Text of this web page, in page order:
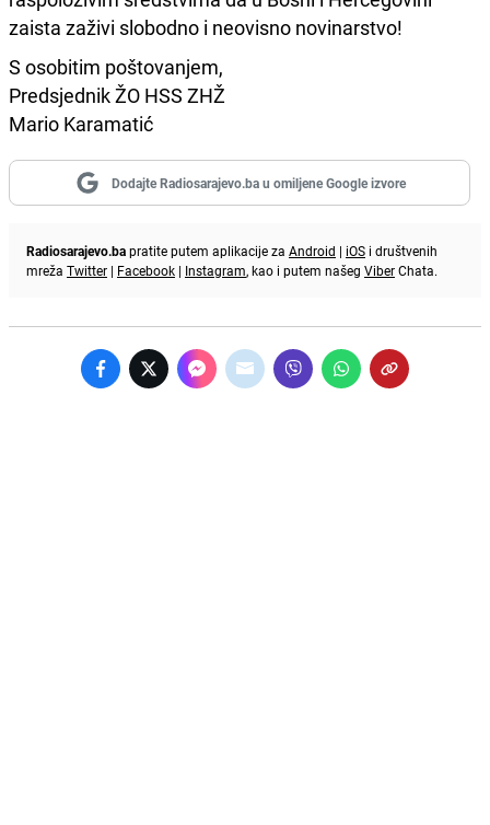
zaista zaživi slobodno i neovisno novinarstvo!
S osobitim poštovanjem,
Predsjednik ŽO HSS ZHŽ
Mario Karamatić
Dodajte Radiosarajevo.ba u omiljene Google izvore
Radiosarajevo.bapratite putem aplikacije za Android | iOS i društvenih
mreža Twitter | Facebook | Instagram, kao i putem našeg ViberChata.